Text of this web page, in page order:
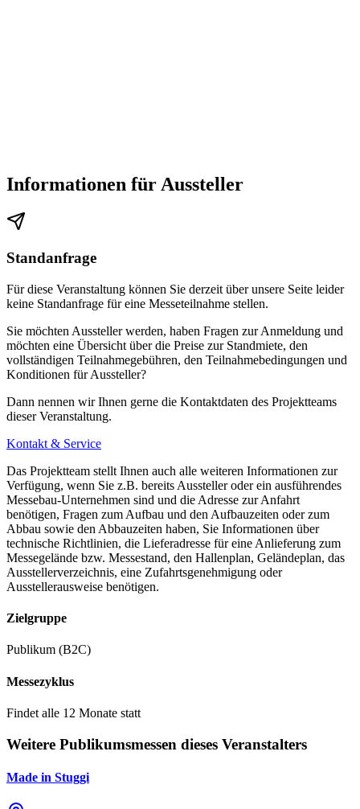
Stellplätze stehen nur begrenztem Umfang zur Verfügung.
Öffnungszeiten: Ein- und Ausfahrt Mo-So 24 Stunden möglich
Informationen für Aussteller
Standanfrage
Für diese Veranstaltung können Sie derzeit über unsere Seite leider
keine Standanfrage für eine Messeteilnahme stellen.
Sie möchten Aussteller werden, haben Fragen zur Anmeldung und
möchten eine Übersicht über die Preise zur Standmiete, den
vollständigen Teilnahmegebühren, den Teilnahmebedingungen und
Konditionen für Aussteller?
Dann nennen wir Ihnen gerne die Kontaktdaten des Projektteams
dieser Veranstaltung.
Kontakt & Service
Das Projektteam stellt Ihnen auch alle weiteren Informationen zur
Verfügung, wenn Sie z.B. bereits Aussteller oder ein ausführendes
Messebau-Unternehmen sind und die Adresse zur Anfahrt
benötigen, Fragen zum Aufbau und den Aufbauzeiten oder zum
Abbau sowie den Abbauzeiten haben, Sie Informationen über
technische Richtlinien, die Lieferadresse für eine Anlieferung zum
Messegelände bzw. Messestand, den Hallenplan, Geländeplan, das
Ausstellerverzeichnis, eine Zufahrtsgenehmigung oder
Ausstellerausweise benötigen.
Zielgruppe
Publikum (B2C)
Messezyklus
Findet alle 12 Monate statt
Weitere Publikumsmessen dieses Veranstalters
Made in Stuggi